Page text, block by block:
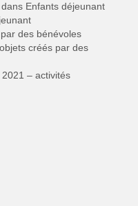
dans Enfants déjeunant
des bénévoles
créés par des
– activités